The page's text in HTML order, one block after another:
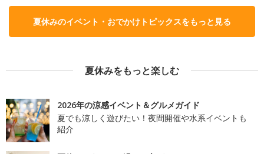
夏休みのイベント・おでかけトピックスをもっと見る
夏休みをもっと楽しむ
2026年の涼感イベント＆グルメガイド
夏でも涼しく遊びたい！夜間開催や水系イベントも
紹介